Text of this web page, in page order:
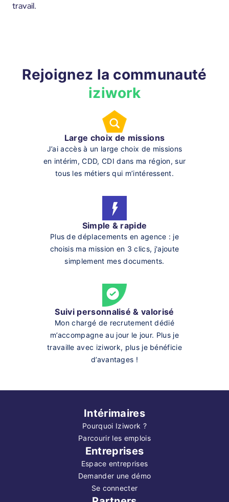
travail.
Rejoignez la communauté
iziwork
Large choix de missions
J’ai accès à un large choix de missions
en intérim, CDD, CDI dans ma région, sur
tous les métiers qui m’intéressent.
Simple & rapide
Plus de déplacements en agence : je
choisis ma mission en 3 clics, j'ajoute
simplement mes documents.
Suivi personnalisé & valorisé
Mon chargé de recrutement dédié
m’accompagne au jour le jour. Plus je
travaille avec iziwork, plus je bénéficie
d’avantages !
Intérimaires
Pourquoi Iziwork ?
Parcourir les emplois
Entreprises
Espace entreprises
Demander une démo
Se connecter